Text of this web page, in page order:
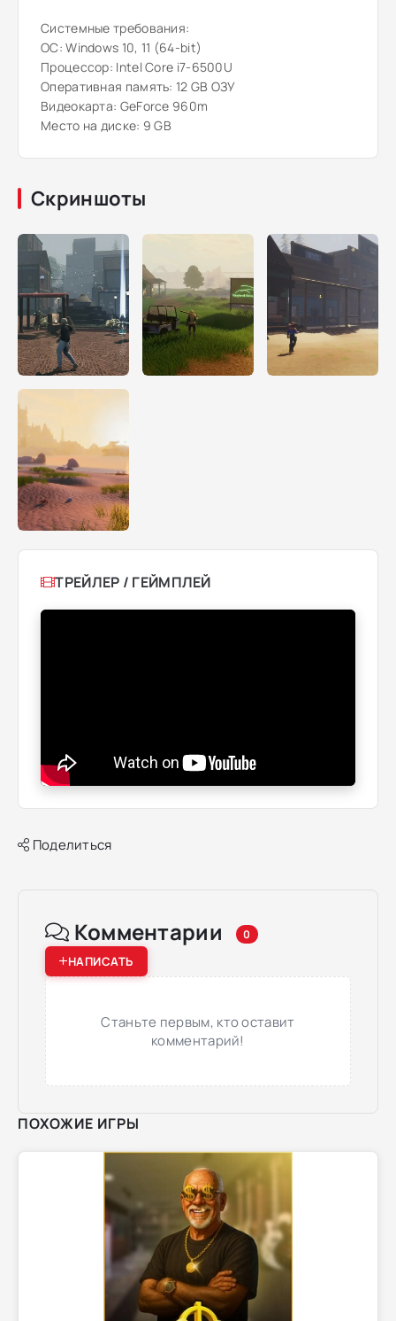
Системные требования:
ОС: Windows 10, 11 (64-bit)
Процессор: Intel Core i7-6500U
Оперативная память: 12 GB ОЗУ
Видеокарта: GeForce 960m
Место на диске: 9 GB
Скриншоты
ТРЕЙЛЕР / ГЕЙМПЛЕЙ
Поделиться
Комментарии 0
НАПИСАТЬ
Станьте первым, кто оставит
комментарий!
ПОХОЖИЕ ИГРЫ